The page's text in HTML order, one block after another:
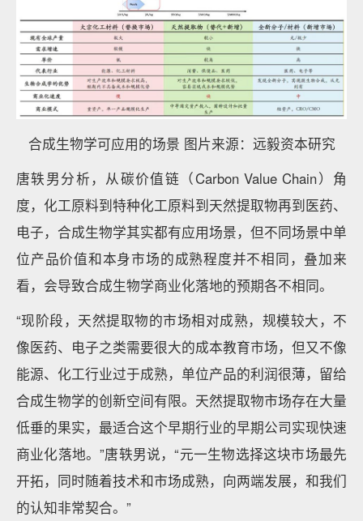
合成生物学可应用的场景 图片来源：远毅资本研究
唐轶男分析，从碳价值链（Carbon Value Chain）角
度，化工原料到特种化工原料到天然提取物再到医药、
电子，合成生物学其实都有应用场景，但不同场景中单
位产品价值和本身市场的成熟程度并不相同，叠加来
看，会导致合成生物学商业化落地的预期各不相同。
“现阶段，天然提取物的市场相对成熟，规模较大，不
像医药、电子之类需要很大的成本教育市场，但又不像
能源、化工行业过于成熟，单位产品的利润很薄，留给
合成生物学的创新空间有限。天然提取物市场存在大量
低垂的果实，最适合这个早期行业的早期公司实现快速
商业化落地。”唐轶男说，“元一生物选择这块市场最先
开拓，同时随着技术和市场成熟，向两端发展，和我们
的认知非常契合。”